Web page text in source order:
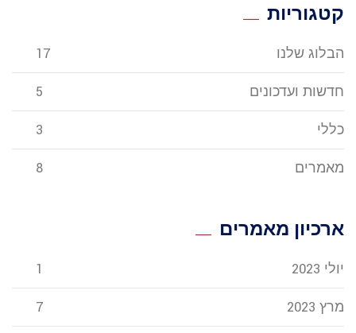
קטגוריות
הבלוג שלנו 17
חדשות ועדכונים 5
כללי 3
מאמרים 8
ארכיון מאמרים
יולי 2023 1
מרץ 2023 7